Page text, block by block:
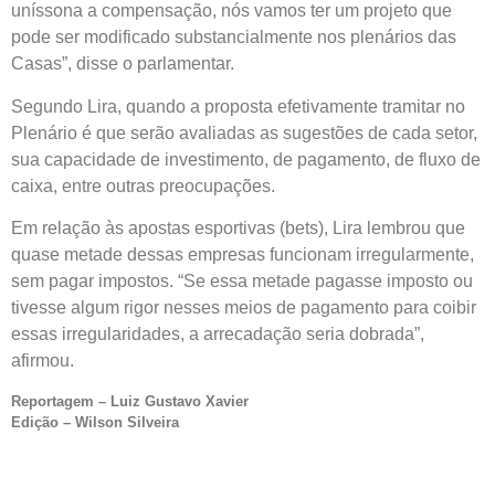
uníssona a compensação, nós vamos ter um projeto que
pode ser modificado substancialmente nos plenários das
Casas”, disse o parlamentar.
Segundo Lira, quando a proposta efetivamente tramitar no
Plenário é que serão avaliadas as sugestões de cada setor,
sua capacidade de investimento, de pagamento, de fluxo de
caixa, entre outras preocupações.
Em relação às apostas esportivas (bets), Lira lembrou que
quase metade dessas empresas funcionam irregularmente,
sem pagar impostos. “Se essa metade pagasse imposto ou
tivesse algum rigor nesses meios de pagamento para coibir
essas irregularidades, a arrecadação seria dobrada”,
afirmou.
Reportagem – Luiz Gustavo Xavier
Edição – Wilson Silveira